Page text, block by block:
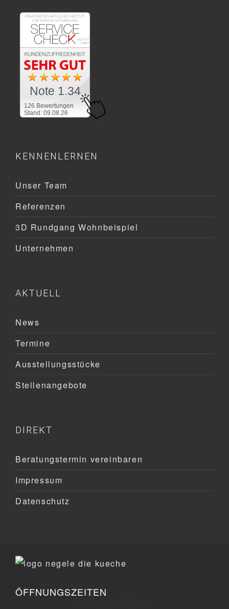
126 Bewertungen
Stand: 09.08.26
Note 1.34
KENNENLERNEN
Unser Team
Referenzen
3D Rundgang Wohnbeispiel
Unternehmen
AKTUELL
News
Termine
Ausstellungsstücke
Stellenangebote
DIREKT
Beratungstermin vereinbaren
Impressum
Datenschutz
ÖFFNUNGSZEITEN